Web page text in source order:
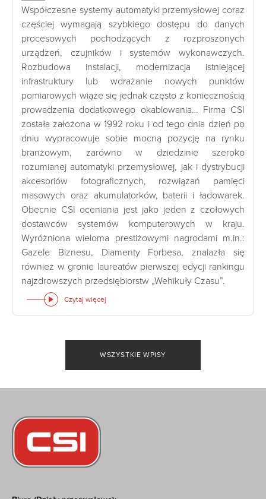
Współczesne systemy automatyki przemysłowej coraz
częściej wymagają szybkiego dostępu do danych
procesowych pochodzących z rozproszonych
urządzeń, czujników i systemów wykonawczych.
Rozbudowa instalacji, modernizacja istniejącej
infrastruktury lub wdrażanie nowych punktów
pomiarowych wiąże się jednak często z koniecznością
prowadzenia dodatkowego okablowania… Firma CSI
została założona w 1992 roku i od tego dnia dzień po
dniu wypracowuje sobie mocną pozycję na rynku
branżowym, zarówno w dziedzinie szeroko
rozumianej automatyki przemysłowej, jak i dystrybucji
akcesoriów fotograficznych, rozwiązań pamięci
masowych oraz akumulatorków, baterii i ładowarek.
Obecnie CSI oceniania jest jako jeden z czołowych
dostawców systemów komputerowych w kraju.
Wyróżniona wieloma prestiżowymi nagrodami m.in.:
Gazele Biznesu, Diamenty Forbesa, znalazła się
również w gronie laureatów pierwszej edycji rankingu
najzdrowszych przedsiębiorstw „Wehikuły Czasu”.
Czytaj więcej
WSZYSTKIE WPISY